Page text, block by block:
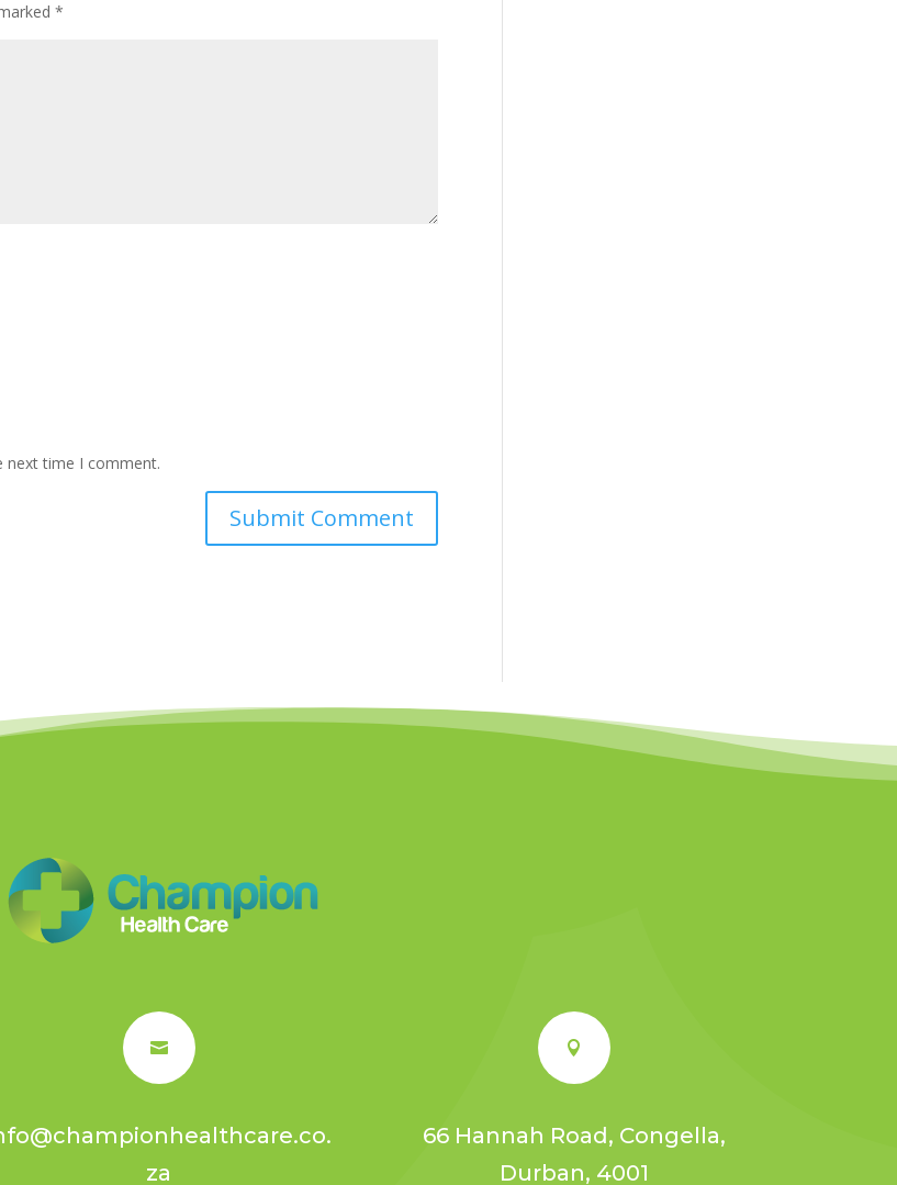
*
next time I comment.

za

66 Hannah Road, Congella,
Durban, 4001